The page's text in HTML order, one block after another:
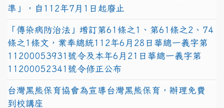
準」，自112年7月1日起廢止
「傳染病防治法」增訂第61條之1、第61條之2、74
條之1條文，業奉總統112年6月28日華總一義字第
11200053931號令及本年6月21日華總一義字第
11200052341號令修正公布
台灣黑熊保育協會為宣導台灣黑熊保育，辦理免費
到校講座